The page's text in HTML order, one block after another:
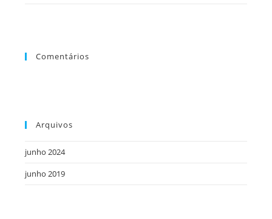
Comentários
Arquivos
junho 2024
junho 2019